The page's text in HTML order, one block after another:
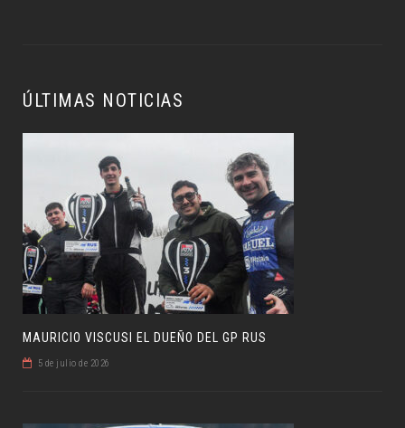
ÚLTIMAS NOTICIAS
MAURICIO VISCUSI EL DUEÑO DEL GP RUS
5 de julio de 2026